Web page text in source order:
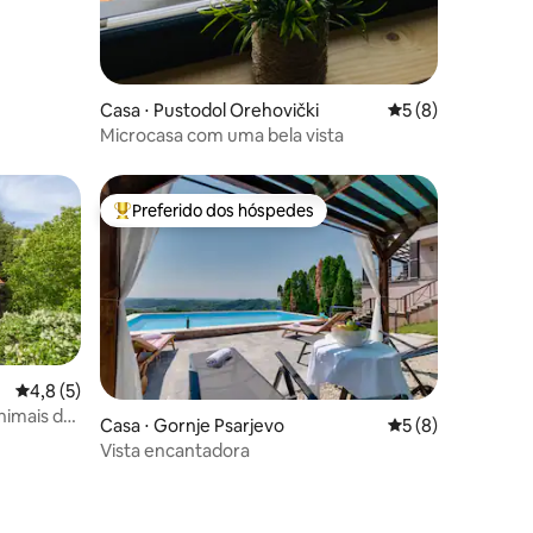
Casa ⋅ Pustodol Orehovički 5 de uma
5 (8)
Microcasa com uma bela vista
4,8 de uma avaliação média de 5, 5 avaliações
4,8 (5)
de
Entre os melhores preferidos dos hóspedes
Preferido dos hóspedes
Casa ⋅ Gornje Psarjevo 5 de uma
5 (8)
Vista encantadora